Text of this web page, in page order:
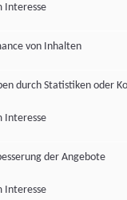
Interesse
von Inhalten
durch Statistiken oder
Interesse
der Angebote
Interesse